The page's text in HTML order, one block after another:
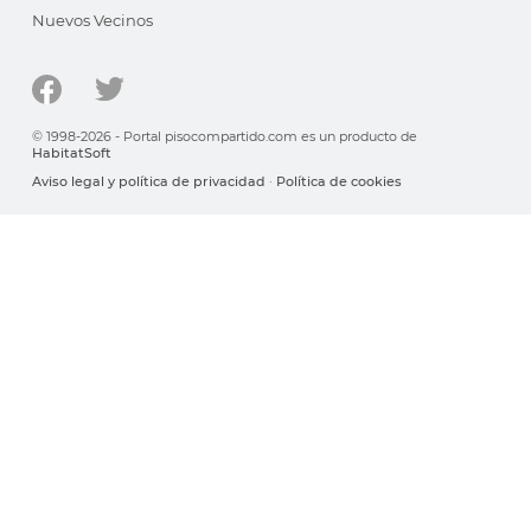
Nuevos Vecinos
© 1998-2026 - Portal pisocompartido.com es un producto de
HabitatSoft
Aviso legal y política de privacidad · Política de cookies